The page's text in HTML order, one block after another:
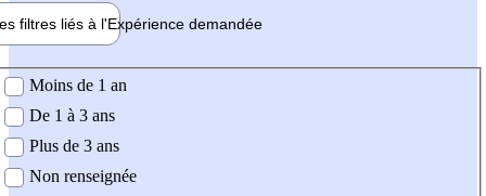
filtres liés à l'Expérience demandée
demandée
Moins de 1 an
De 1 à 3 ans
Plus de 3 ans
Non renseignée